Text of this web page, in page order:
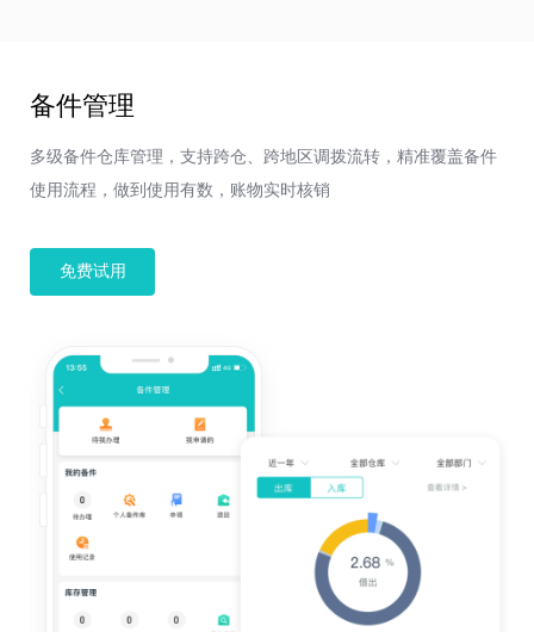
备件管理
多级备件仓库管理，支持跨仓、跨地区调拨流转，精准覆盖备件
使用流程，做到使用有数，账物实时核销
免费试用